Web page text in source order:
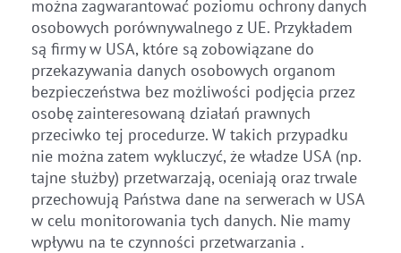
można zagwarantować poziomu ochrony danych
osobowych porównywalnego z UE. Przykładem
są firmy w USA, które są zobowiązane do
przekazywania danych osobowych organom
bezpieczeństwa bez możliwości podjęcia przez
osobę zainteresowaną działań prawnych
przeciwko tej procedurze. W takich przypadku
nie można zatem wykluczyć, że władze USA (np.
tajne służby) przetwarzają, oceniają oraz trwale
przechowują Państwa dane na serwerach w USA
w celu monitorowania tych danych. Nie mamy
wpływu na te czynności przetwarzania .